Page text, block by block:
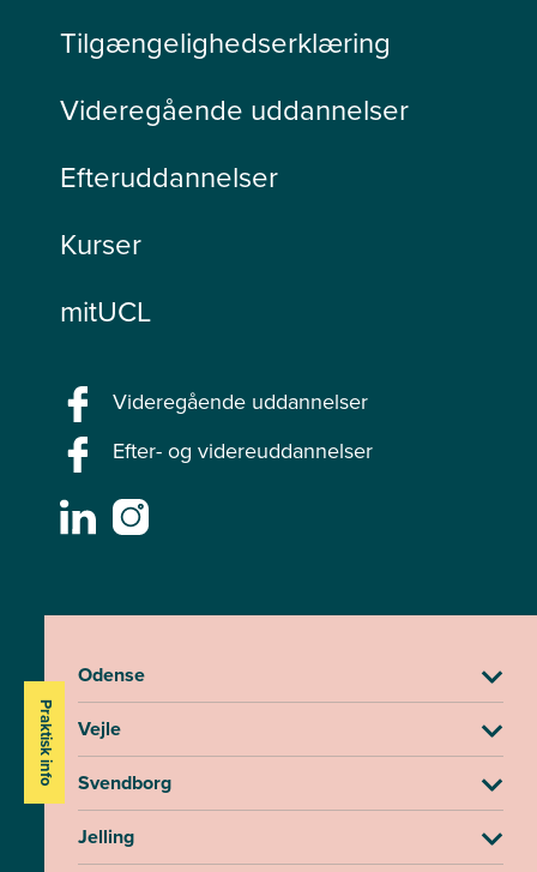
Tilgængelighedserklæring
Videregående uddannelser
Efteruddannelser
Kurser
mitUCL
Videregående uddannelser
Efter- og videreuddannelser
Praktisk info
Odense
Vejle
Svendborg
Jelling